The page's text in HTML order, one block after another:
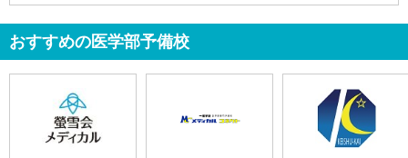
福岡県では、下記のような専用寮がある医学部専門予備校がおすすめ
です。
医・歯・薬・獣医専門コース【北九州予備校_Felix】
おすすめの医学部予備校